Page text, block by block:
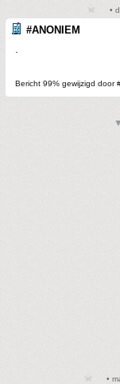
•
#ANONIEM
Bericht 99% gewijzigd door
•